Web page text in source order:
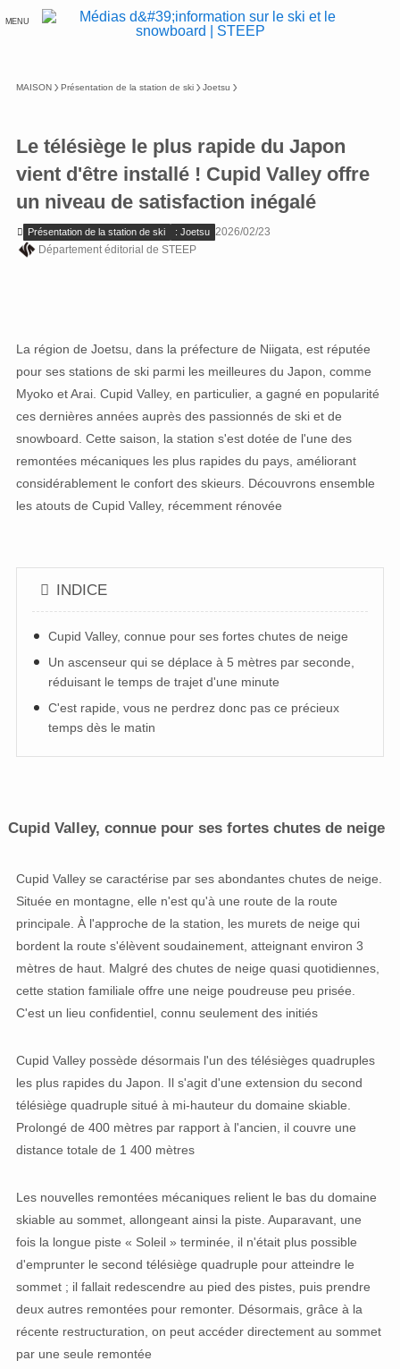
MENU
MAISON Présentation de la station de ski Joetsu
Le télésiège le plus rapide du Japon
vient d'être installé ! Cupid Valley offre
un niveau de satisfaction inégalé
Présentation de la station de ski : Joetsu 2026/02/23
Département éditorial de STEEP
La région de Joetsu, dans la préfecture de Niigata, est réputée
pour ses stations de ski parmi les meilleures du Japon, comme
Myoko et Arai. Cupid Valley, en particulier, a gagné en popularité
ces dernières années auprès des passionnés de ski et de
snowboard. Cette saison, la station s'est dotée de l'une des
remontées mécaniques les plus rapides du pays, améliorant
considérablement le confort des skieurs. Découvrons ensemble
les atouts de Cupid Valley, récemment rénovée
INDICE
Cupid Valley, connue pour ses fortes chutes de neige
Un ascenseur qui se déplace à 5 mètres par seconde,
réduisant le temps de trajet d'une minute
C'est rapide, vous ne perdrez donc pas ce précieux
temps dès le matin
Cupid Valley, connue pour ses fortes chutes de neige
Cupid Valley se caractérise par ses abondantes chutes de neige.
Située en montagne, elle n'est qu'à une route de la route
principale. À l'approche de la station, les murets de neige qui
bordent la route s'élèvent soudainement, atteignant environ 3
mètres de haut. Malgré des chutes de neige quasi quotidiennes,
cette station familiale offre une neige poudreuse peu prisée.
C'est un lieu confidentiel, connu seulement des initiés
Cupid Valley possède désormais l'un des télésièges quadruples
les plus rapides du Japon. Il s'agit d'une extension du second
télésiège quadruple situé à mi-hauteur du domaine skiable.
Prolongé de 400 mètres par rapport à l'ancien, il couvre une
distance totale de 1 400 mètres
Les nouvelles remontées mécaniques relient le bas du domaine
skiable au sommet, allongeant ainsi la piste. Auparavant, une
fois la longue piste « Soleil » terminée, il n'était plus possible
d'emprunter le second télésiège quadruple pour atteindre le
sommet ; il fallait redescendre au pied des pistes, puis prendre
deux autres remontées pour remonter. Désormais, grâce à la
récente restructuration, on peut accéder directement au sommet
par une seule remontée